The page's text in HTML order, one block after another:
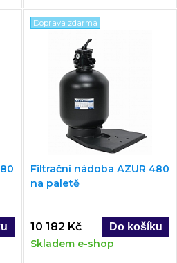
Doprava zdarma
Filtrační nádoba AZUR 480
na paletě
10 182 Kč
Skladem e-shop